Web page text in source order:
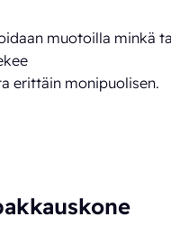
muotoilla minkä
erittäin monipuolisen.